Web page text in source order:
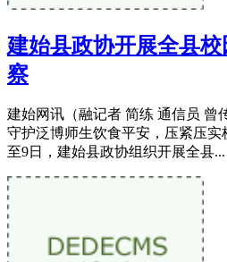
建始县政协开展全县
察
建始网讯（融记者 简练 通信员 曾
守护泛博师生饮食平安，压紧压实
至9日，建始县政协组织开展全县...